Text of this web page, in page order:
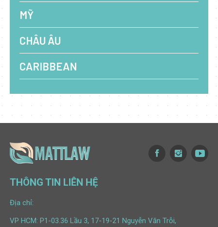
MỸ
CHÂU ÂU
CARIBBEAN
THÔNG TIN LIÊN HỆ
Địa chỉ:
VP HCM: P1-03.36 Lầu 3, 17-19-21 Nguyễn Văn Trỗi,